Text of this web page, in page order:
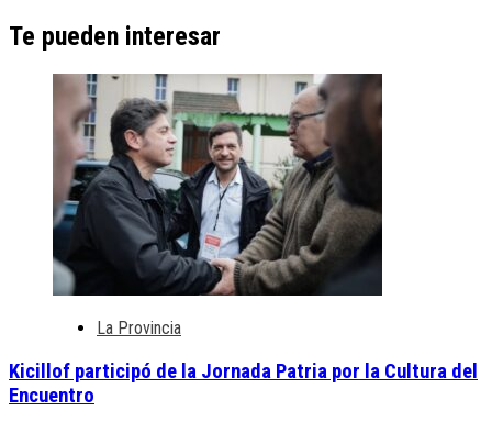
Te pueden interesar
La Provincia
Kicillof participó de la Jornada Patria por la Cultura del
Encuentro